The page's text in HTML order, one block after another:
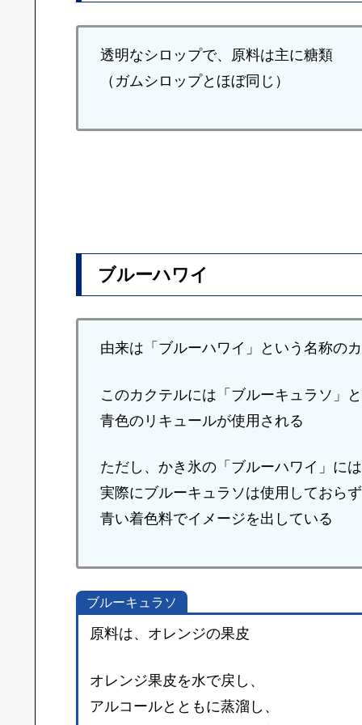
透明なシロップで、原料は主に糖類
（ガムシロップとほぼ同じ）
ブルーハワイ
由来は「ブルーハワイ」という名称の
このカクテルには「ブルーキュラソ」
青色のリキュールが使用される
ただし、かき氷の「ブルーハワイ」には
実際にブルーキュラソは使用しておら
青い着色料でイメージを出している
ブルーキュラソ
原料は、オレンジの果皮
オレンジ果皮を水で戻し、
アルコールとともに蒸溜し、